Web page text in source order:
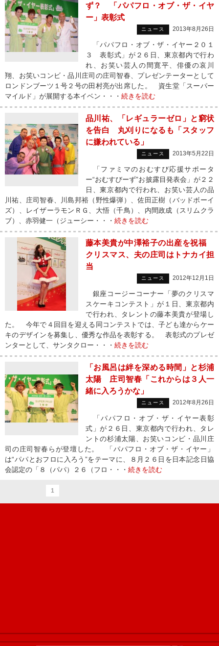
ず？ 「パパフロ・オブ・ザ・イヤ
ー」表彰式
ニュース 2013年8月26日
「パパフロ・オブ・ザ・イヤー２０１
３ 表彰式」が２６日、東京都内で行わ
れ、お笑い芸人の間寛平、俳優の哀川
翔、お笑いコンビ・品川庄司の庄司智春、プレゼンテーターとして
ロンドンブーツ１号２号の田村亮が出席した。 資生堂「スーパー
マイルド」が展開する本イベン・・・ 続きを読む
品川祐、「レギュラーゼロ」と窮状
を告白 丸刈りになるも「スタッフ
に嫌われている」
ニュース 2013年5月22日
「ファミマのおむすび応援サポータ
ー“おむすびーず”お披露目発表会」が２２
日、東京都内で行われ、お笑い芸人の品
川祐、庄司智春、川島邦裕（野性爆弾）、佐田正樹（バッドボーイ
ズ）、レイザーラモンＲＧ、大悟（千鳥）、内間政成（スリムクラ
ブ）、赤羽健一（ジューシー・・・ 続きを読む
藤本美貴が中澤裕子の出産を祝福
クリスマス、夫の庄司はトナカイ担
当
ニュース 2012年12月1日
銀座コージーコーナー「夢のクリスマ
スケーキコンテスト」が１日、東京都内
で行われ、タレントの藤本美貴が登場し
た。 今年で４回目を迎える同コンテストでは、子ども達からケー
キのデザインを募集し、優秀な作品を表彰する。 表彰式のプレゼ
ンターとして、サンタクロー・・・ 続きを読む
「お風呂は絆を深める時間」と杉浦
太陽 庄司智春「これからは３人一
緒に入ろうかな」
ニュース 2012年8月26日
「パパフロ・オブ・ザ・イヤー表彰
式」が２６日、東京都内で行われ、タレ
ントの杉浦太陽、お笑いコンビ・品川庄
司の庄司智春らが登壇した。 「パパフロ・オブ・ザ・イヤー」
は“パパとおフロに入ろう”をテーマに、８月２６日を日本記念日協
会認定の「８（パパ）２６（フロ・・・ 続きを読む
1